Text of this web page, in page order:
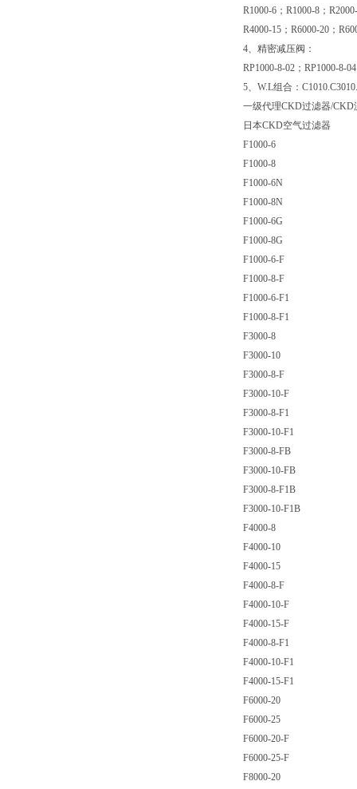
R1000-6；R1000-8；
R4000-15；R6000-20；
4、精密减压阀：
RP1000-8-02；RP1000-8-
5、W.L组合：
一级代理CKD过滤器/CKD
日本CKD空气过滤器
F1000-6
F1000-8
F1000-6N
F1000-8N
F1000-6G
F1000-8G
F1000-6-F
F1000-8-F
F1000-6-F1
F1000-8-F1
F3000-8
F3000-10
F3000-8-F
F3000-10-F
F3000-8-F1
F3000-10-F1
F3000-8-FB
F3000-10-FB
F3000-8-F1B
F3000-10-F1B
F4000-8
F4000-10
F4000-15
F4000-8-F
F4000-10-F
F4000-15-F
F4000-8-F1
F4000-10-F1
F4000-15-F1
F6000-20
F6000-25
F6000-20-F
F6000-25-F
F8000-20